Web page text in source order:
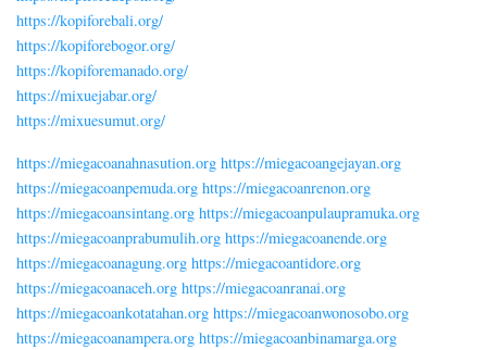
https://kopiforebali.org/
https://kopiforebogor.org/
https://kopiforemanado.org/
https://mixuejabar.org/
https://mixuesumut.org/
https://miegacoanahnasution.org https://miegacoangejayan.org
https://miegacoanpemuda.org https://miegacoanrenon.org
https://miegacoansintang.org https://miegacoanpulaupramuka.org
https://miegacoanprabumulih.org https://miegacoanende.org
https://miegacoanagung.org https://miegacoantidore.org
https://miegacoanaceh.org https://miegacoanranai.org
https://miegacoankotatahan.org https://miegacoanwonosobo.org
https://miegacoanampera.org https://miegacoanbinamarga.org